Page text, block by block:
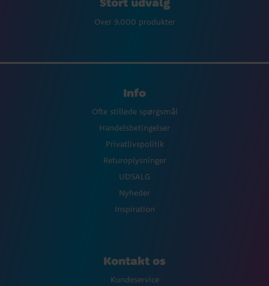
Over 9.000 produkter
Info
Ofte stillede spørgsmål
Handelsbetingelser
Privatlivspolitik
Returoplysninger
UDSALG
Nyheder
Inspiration
Kontakt os
Kundeservice